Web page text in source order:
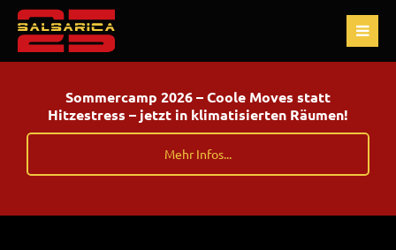
Sommercamp 2026 – Coole Moves statt
Hitzestress – jetzt in klimatisierten Räumen!
Mehr Infos...